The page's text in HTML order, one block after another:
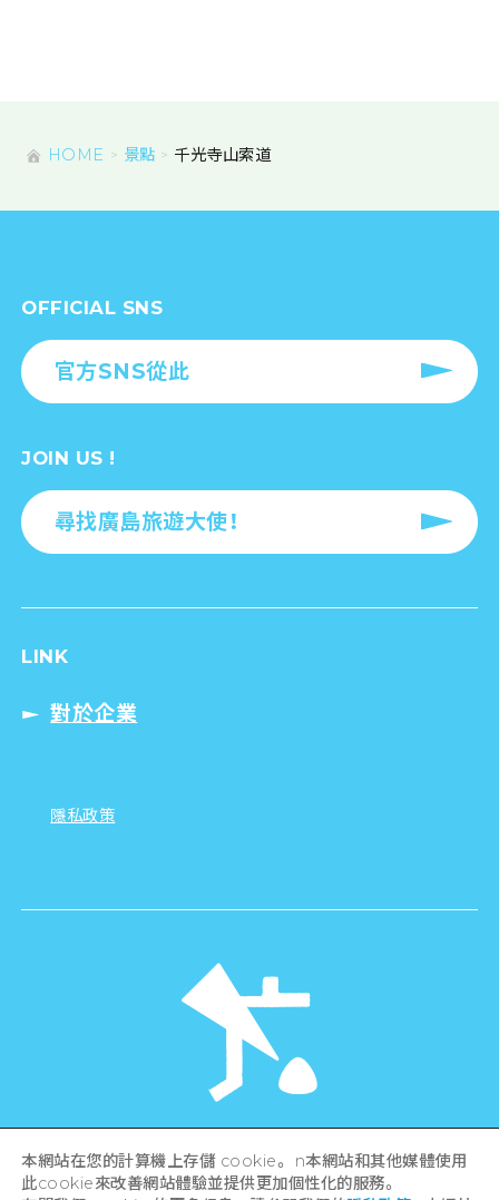
HOME 景點 千光寺山索道
OFFICIAL SNS
官方SNS從此
JOIN US !
尋找廣島旅遊大使！
LINK
對於企業
隱私政策
Hiroshima Prefecture / Hiroshima City .
All rights reserved
本網站在您的計算機上存儲 cookie。 n本網站和其他媒體使用
此cookie來改善網站體驗並提供更加個性化的服務。